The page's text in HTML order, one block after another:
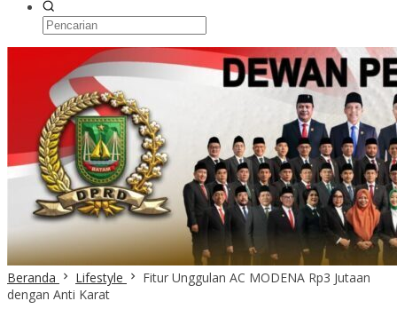
Beranda Lifestyle
Fitur Unggulan AC MODENA Rp3 Jutaan
dengan Anti Karat